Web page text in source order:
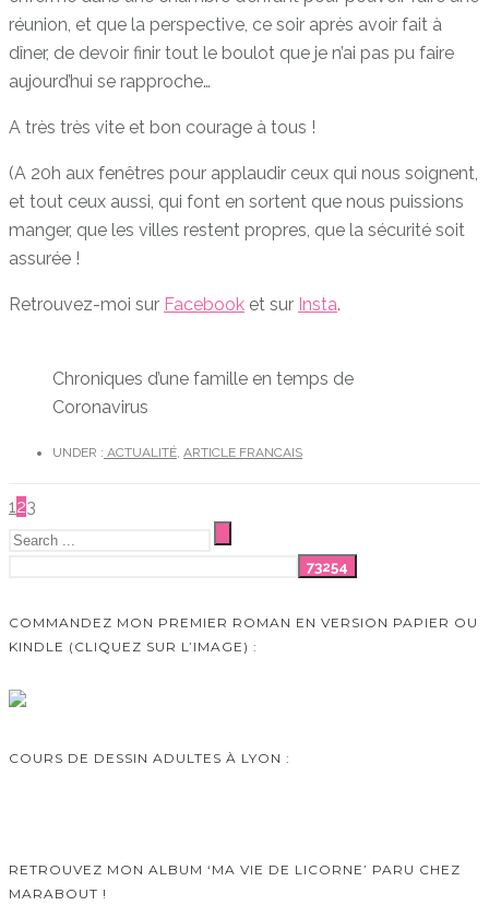
réunion, et que la perspective, ce soir après avoir fait à
dîner, de devoir finir tout le boulot que je n’ai pas pu faire
aujourd’hui se rapproche…
A très très vite et bon courage à tous !
(A 20h aux fenêtres pour applaudir ceux qui nous soignent,
et tout ceux aussi, qui font en sortent que nous puissions
manger, que les villes restent propres, que la sécurité soit
assurée !
Retrouvez-moi sur Facebook et sur Insta.
Chroniques d’une famille en temps de
Coronavirus
UNDER : ACTUALITÉ ARTICLE FRANCAIS
1 23
COMMANDEZ MON PREMIER ROMAN EN VERSION PAPIER OU
KINDLE (CLIQUEZ SUR L’IMAGE) :
COURS DE DESSIN ADULTES À LYON :
RETROUVEZ MON ALBUM ‘MA VIE DE LICORNE’ PARU CHEZ
MARABOUT !